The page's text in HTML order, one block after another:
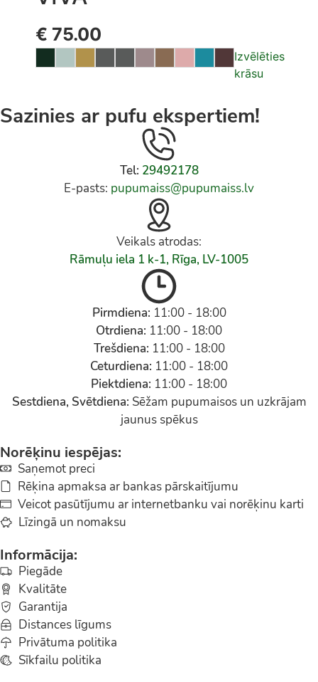
€ 75.00
Izvēlēties
krāsu
Sazinies ar pufu ekspertiem!
Tel: 29492178
E-pasts: pupumaiss@pupumaiss.lv
Veikals atrodas:
Rāmuļu iela 1 k-1, Rīga, LV-1005
Pirmdiena: 11:00 - 18:00
Otrdiena: 11:00 - 18:00
Trešdiena: 11:00 - 18:00
Ceturdiena: 11:00 - 18:00
Piektdiena: 11:00 - 18:00
Sestdiena, Svētdiena: Sēžam pupumaisos un uzkrājam
jaunus spēkus
Norēķinu iespējas:
Saņemot preci
Rēķina apmaksa ar bankas pārskaitījumu
Veicot pasūtījumu ar internetbanku vai norēķinu karti
Līzingā un nomaksu
Informācija:
Piegāde
Kvalitāte
Garantija
Distances līgums
Privātuma politika
Sīkfailu politika